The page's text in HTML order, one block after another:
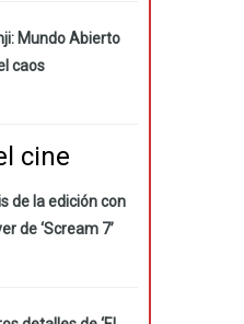
Mundo Abierto
caos
cine
de la edición con
de ‘Scream 7’